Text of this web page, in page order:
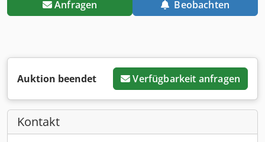
Anfragen Beobachten
Auktion beendet Verfügbarkeit anfragen
Kontakt